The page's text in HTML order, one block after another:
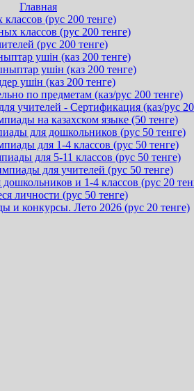
Главная
классов (рус 200 тенге)
классов (рус 200 тенге)
(рус 200 тенге)
ушін (каз 200 тенге)
ушін (каз 200 тенге)
ушін (каз 200 тенге)
по предметам (каз/рус 200 тенге)
учителей - Сертификация (каз/рус
на казахском языке (50 тенге)
для дошкольников (рус 50 тенге)
для 1-4 классов (рус 50 тенге)
для 5-11 классов (рус 50 тенге)
для учителей (рус 50 тенге)
и 1-4 классов (рус 20
личности (рус 50 тенге)
и конкурсы. Лето 2026 (рус 20 тенге)